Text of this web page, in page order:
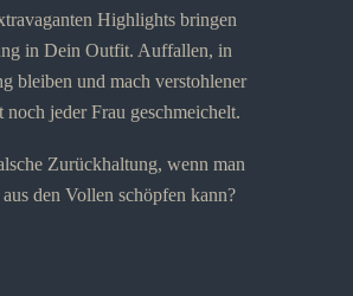
Highlights bringen
in Dein Outfit. Auffallen, in
bleiben und mach verstohlener
jeder Frau geschmeichelt.
Zurückhaltung, wenn man
den Vollen schöpfen kann?